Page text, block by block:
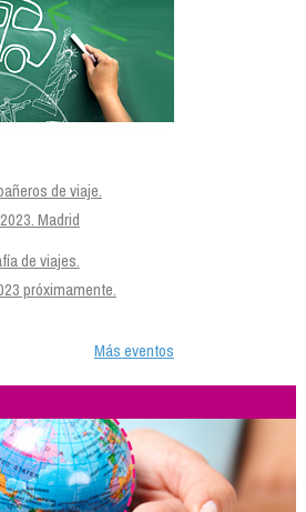
de viaje.
Madrid
de viajes.
próximamente.
Más eventos